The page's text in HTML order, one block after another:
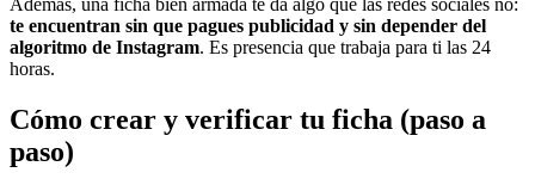
Además, una ficha bien armada te da algo que las redes sociales no:
te encuentran sin que pagues publicidad y sin depender del
algoritmo de Instagram. Es presencia que trabaja para ti las 24
horas.
Cómo crear y verificar tu ficha (paso a
paso)